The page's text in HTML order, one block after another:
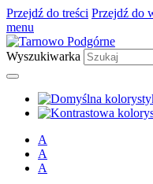
Przejdź do treści Przejdź do
menu
Wyszukiwarka
A
A
A